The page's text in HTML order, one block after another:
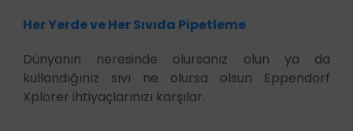
Her Yerde ve Her Sıvıda Pipetleme
Dünyanın neresinde olursanız olun ya da
kullandığınız sıvı ne olursa olsun Eppendorf
Xplorer ihtiyaçlarınızı karşılar.